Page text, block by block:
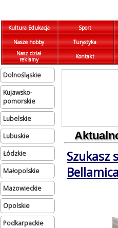
Kultura Edukacja Sport
Nasze hobby
Turystyka
Nasz dział
reklamy
Kontakt
dolnośląskie
kujawsko-
pomorskie
lubelskie
lubuskie
łódzkie
małopolskie
mazowieckie
opolskie
podkarpackie
Szukasz